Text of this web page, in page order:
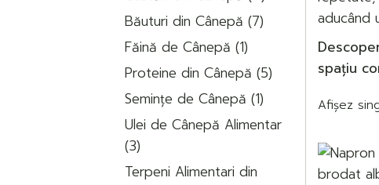
aducând
spațiu
Afișez
Băuturi din Cânepă 77
produse
Făină de Cânepă 11
produs
Proteine din Cânepă 55
produse
Semințe de Cânepă 11
produs
Ulei de Cânepă Alimentar
33
produse
Terpeni Alimentari din